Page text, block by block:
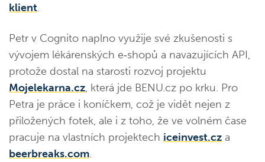
klient.
Petr v Cognito naplno využije své zkušenosti s
vývojem lékárenských e‑shopů a navazujících API,
protože dostal na starosti rozvoj projektu
Mojelekarna.cz, která jde BENU.cz po krku. Pro
Petra je práce i koníčkem, což je vidět nejen z
přiložených fotek, ale i z toho, že ve volném čase
pracuje na vlastních projektech iceinvest.cz a
beerbreaks.com.